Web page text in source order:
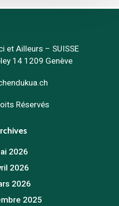
et Ailleurs – SUISSE
14 1209 Genève
Réservés
2026
2026
2026
2025